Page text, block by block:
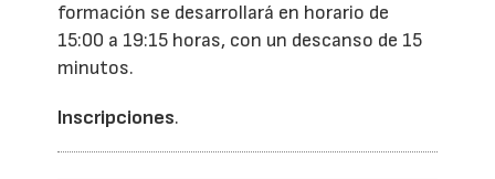
formación se desarrollará en horario de
15:00 a 19:15 horas, con un descanso de 15
minutos.
Inscripciones.